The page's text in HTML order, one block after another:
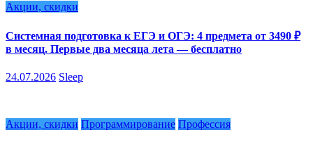
Акции, скидки
Системная подготовка к ЕГЭ и ОГЭ: 4 предмета от 3490 ₽
в месяц. Первые два месяца лета — бесплатно
24.07.2026 Sleep
Акции, скидки Программирование Профессия